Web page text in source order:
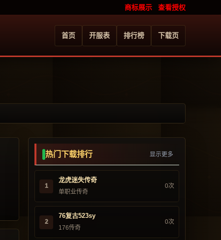
商标展示 查看授权
首页 开服表 排行榜 下载页
热门下载排行 显示更多
1
龙虎迷失传奇
单职业传奇
0次
2
76复古523sy
176传奇
0次